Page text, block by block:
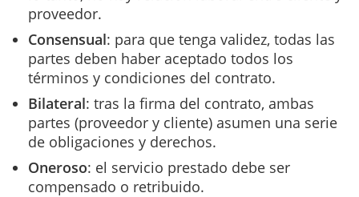
proveedor.
Consensual: para que tenga validez, todas las
partes deben haber aceptado todos los
términos y condiciones del contrato.
Bilateral: tras la firma del contrato, ambas
partes (proveedor y cliente) asumen una serie
de obligaciones y derechos.
Oneroso: el servicio prestado debe ser
compensado o retribuido.